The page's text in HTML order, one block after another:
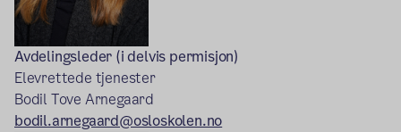
Avdelingsleder (i delvis permisjon)
Elevrettede tjenester
Bodil Tove Arnegaard
bodil.arnegaard@osloskolen.no